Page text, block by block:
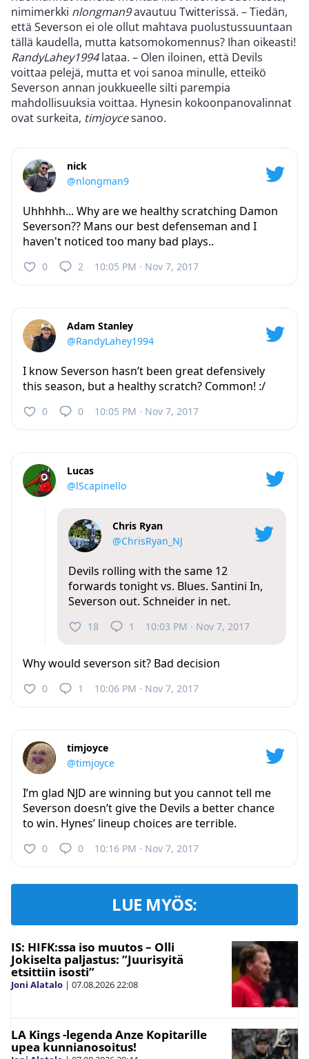
nimimerkki nlongman9avautuu Twitterissä. – Tiedän,
että Severson ei ole ollut mahtava puolustussuuntaan
tällä kaudella, mutta katsomokomennus? Ihan oikeasti!
RandyLahey1994lataa. – Olen iloinen, että Devils
voittaa pelejä, mutta et voi sanoa minulle, etteikö
Severson annan joukkueelle silti parempia
mahdollisuuksia voittaa. Hynesin kokoonpanovalinnat
ovat surkeita, timjoycesanoo.
nick
@nlongman9
Uhhhhh... Why are we healthy scratching Damon
Severson?? Mans our best defenseman and I
haven't noticed too many bad plays..
0 2 10:05 PM · Nov 7, 2017
Adam Stanley
@RandyLahey1994
I know Severson hasn’t been great defensively
this season, but a healthy scratch? Common! :/
0 0 10:05 PM · Nov 7, 2017
Lucas
@lScapinello
Chris Ryan
@ChrisRyan_NJ
Devils rolling with the same 12
forwards tonight vs. Blues. Santini In,
Severson out. Schneider in net.
18 1 10:03 PM · Nov 7, 2017
Why would severson sit? Bad decision
0 1 10:06 PM · Nov 7, 2017
timjoyce
@timjoyce
I’m glad NJD are winning but you cannot tell me
Severson doesn’t give the Devils a better chance
to win. Hynes’ lineup choices are terrible.
0 0 10:16 PM · Nov 7, 2017
LUE MYÖS:
IS: HIFK:ssa iso muutos – Olli
Jokiselta paljastus: ”Juurisyitä
etsittiin isosti”
Joni Alatalo | 07.08.202622:08
LA Kings -legenda Anze Kopitarille
upea kunnianosoitus!